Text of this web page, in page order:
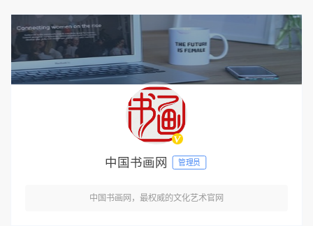
中国书画网 管理员
中国书画网，最权威的文化艺术官网